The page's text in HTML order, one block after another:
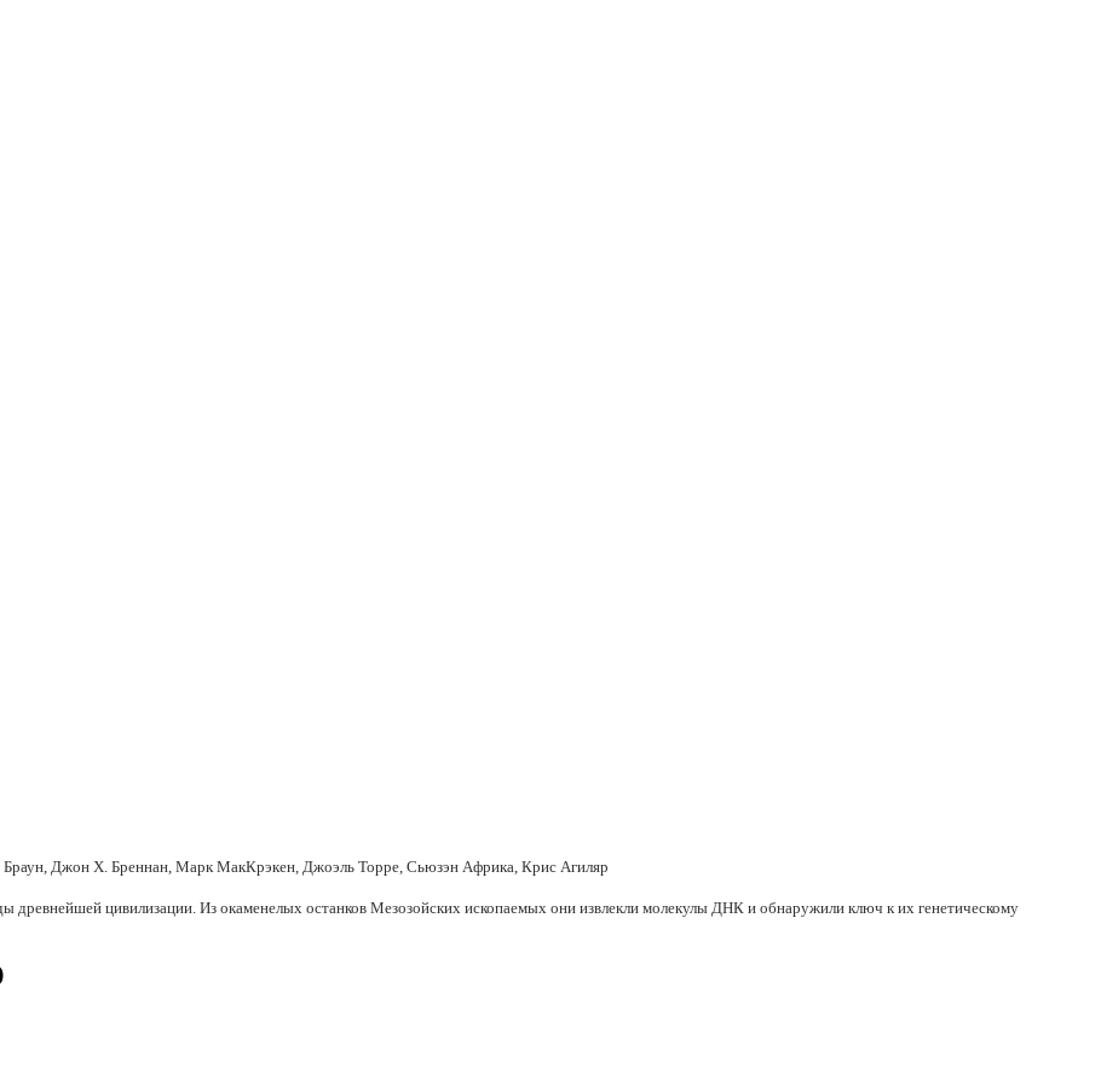
Джон Х. Бреннан, Марк МакКрэкен, Джоэль Торре, Сьюзэн Африка, Крис Агиляр
древнейшей цивилизации. Из окаменелых останков Мезозойских ископаемых они извлекли молекулы ДНК и обнаружили ключ к их генетическому